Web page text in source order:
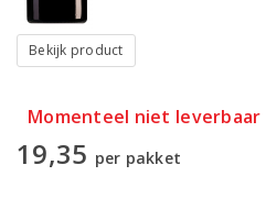
Bekijk product
Momenteel niet leverbaar
19,35 per pakket